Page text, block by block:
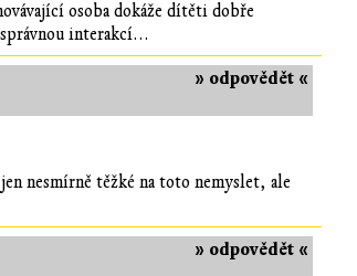
osoba dokáže dítěti dobře
interakcí...
» odpovědět «
nesmírně těžké na toto nemyslet, ale
» odpovědět «